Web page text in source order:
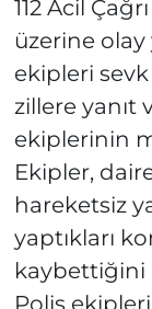
112 Acil
üzerine olay
ekipleri sevk
zillere yanıt
ekiplerinin
Ekipler,
hareketsiz
yaptıkları
kaybettiğini
Polis